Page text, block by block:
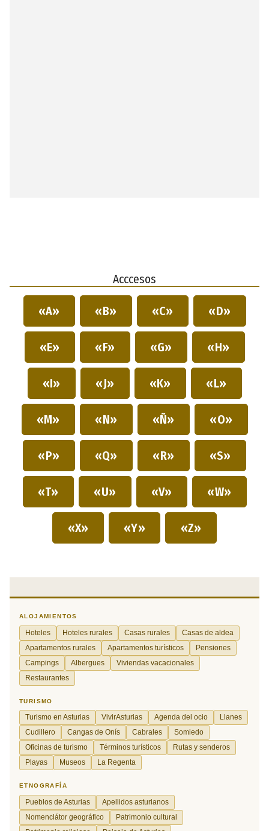
Acccesos
«A» «B» «C» «D»
«E» «F» «G» «H»
«I» «J» «K» «L»
«M» «N» «Ñ» «O»
«P» «Q» «R» «S»
«T» «U» «V» «W»
«X» «Y» «Z»